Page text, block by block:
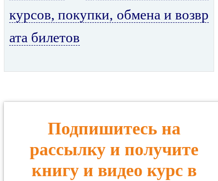
курсов, покупки, обмена и возвр
ата билетов
Подпишитесь на
рассылку и получите
книгу и видео курс в